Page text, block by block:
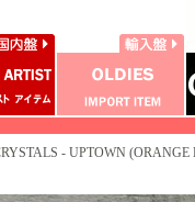
- UPTOWN